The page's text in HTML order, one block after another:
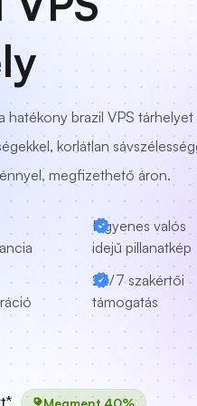
hatékony brazil VPS tárhelyet
korlátlan
megfizethető áron.
Ingyenes valós
idejű pillanatkép
24/7 szakértői
támogatás
Megment 40%